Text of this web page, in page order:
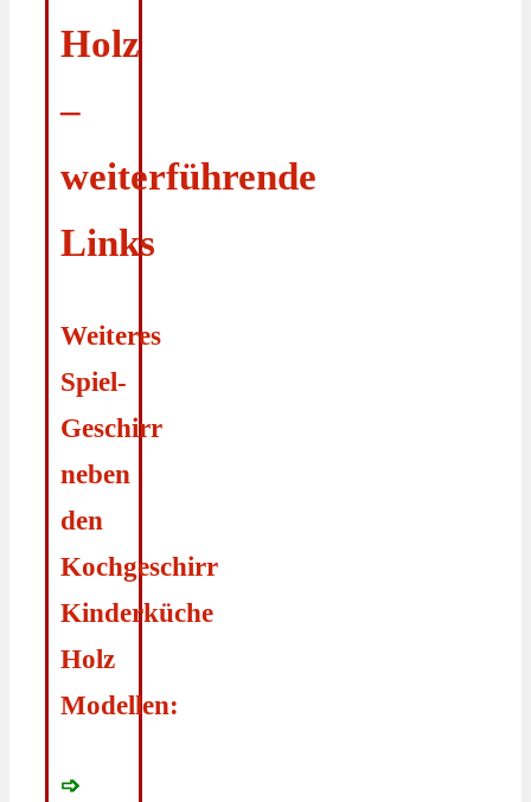
Holz
–
weiterführende
Links
Weiteres
Spiel-
Geschirr
neben
den
Kochgeschirr
Kinderküche
Holz
Modellen:
➩